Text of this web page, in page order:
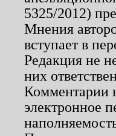
5325/2012)
Мнения
вступает в
Редакция не
них
Комментарии
электронное